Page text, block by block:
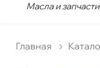
Масла и запчасти
Главная